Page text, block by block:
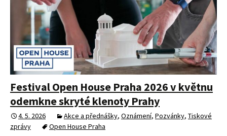
Festival Open House Praha 2026 v květnu
odemkne skryté klenoty Prahy
4. 5. 2026 Akce a přednášky, Oznámení, Pozvánky, Tiskové
zprávy
Open House Praha